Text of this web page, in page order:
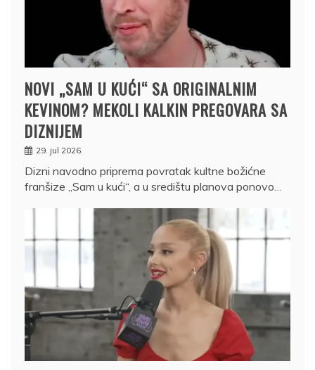
NOVI „SAM U KUĆI“ SA ORIGINALNIM
KEVINOM? MEKOLI KALKIN PREGOVARA SA
DIZNIJEM
29. jul 2026.
Dizni navodno priprema povratak kultne božićne
franšize „Sam u kući“, a u središtu planova ponovo…